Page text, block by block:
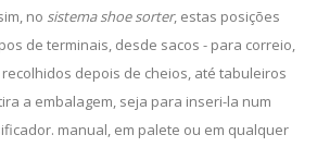
no sistema shoe sorter, estas posições
de terminais, desde sacos - para correio,
depois de cheios, até tabuleiros
a embalagem, seja para inseri-la num
manual, em palete ou em qualquer